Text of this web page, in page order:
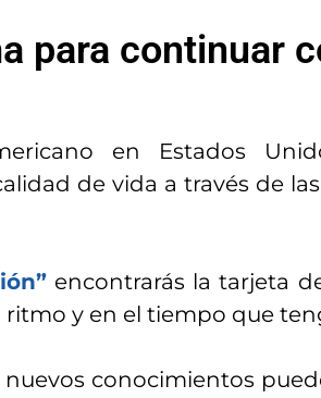
para continuar
en Estados
de vida a través de
encontrarás la tarjeta
ritmo y en el tiempo que
conocimientos